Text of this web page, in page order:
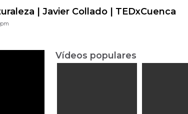
| Javier Collado | TEDxCuenca
Vídeos populares